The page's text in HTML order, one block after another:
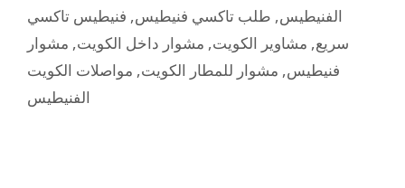
الفنيطيس, طلب تاكسي فنيطيس, فنيطيس تاكسي
سريع, مشاوير الكويت, مشوار داخل الكويت, مشوار
فنيطيس, مشوار للمطار الكويت, مواصلات الكويت
الفنيطيس